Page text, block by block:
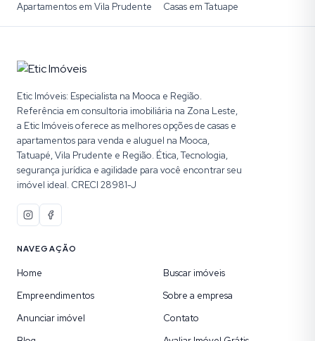
Apartamentos em Vila Prudente
Casas em Tatuape
Etic Imóveis: Especialista na Mooca e Região.
Referência em consultoria imobiliária na Zona Leste,
a Etic Imóveis oferece as melhores opções de casas e
apartamentos para venda e aluguel na Mooca,
Tatuapé, Vila Prudente e Região. Ética, Tecnologia,
segurança jurídica e agilidade para você encontrar seu
imóvel ideal. CRECI 28981-J
NAVEGAÇÃO
Home
Buscar imóveis
Empreendimentos
Sobre a empresa
Anunciar imóvel
Contato